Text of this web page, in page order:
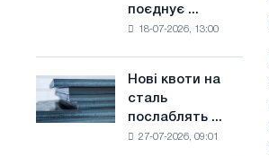
основі
водню
Франції
обмеження
з
поєднує ...
18-07-2026, 13:00
Нові
квоти
на
Нові квоти на
сталь
послаблять ...
27-07-2026, 09:01